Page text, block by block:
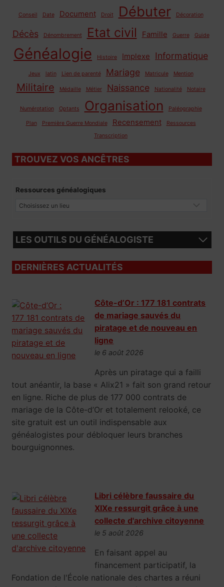
Conseil Date Document Droit Débuter Décoration
Décès Dénombrement Etat civil Famille Guerre Guide
Généalogie Histoire Implexe Informatique
Jeux latin Lien de parenté Mariage Matricule Mention
Militaire Médaille Métier Naissance Nationalité Notaire
Numérotation Optants Organisation Paléographie
Plan Première Guerre Mondiale Recensement
Ressources
Transcription
TROUVEZ VOS ANCÊTRES
Ressources généalogiques
LES OUTILS DU GÉNÉALOGISTE
DERNIÈRES ACTUALITÉS
Côte-d’Or : 177 181 contrats
de mariage sauvés du
piratage et de nouveau en
ligne
le 6 août 2026
Après un piratage qui a failli
tout anéantir, la base « Alix21 » fait son grand retour
en ligne. Riche de plus de 177 000 contrats de
mariage de la Côte-d’Or et totalement relooké, ce
site gratuit est un outil indispensable aux
généalogistes pour débloquer leurs branches
bourguignonnes.
Libri célèbre faussaire du
XIXe ressurgit grâce à une
collecte d'archive citoyenne
le 5 août 2026
En faisant appel au
financement participatif, la
Fondation de l'École nationale des chartes a réuni